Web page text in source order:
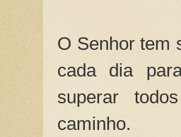
O Senhor tem
cada dia
superar
caminho.